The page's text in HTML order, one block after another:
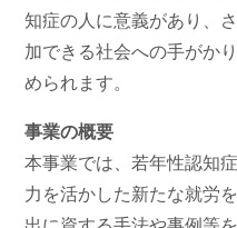
知症の人に意義があり、
加できる社会への手がか
められます。
事業の概要
本事業では、若年性認知
力を活かした新たな就労